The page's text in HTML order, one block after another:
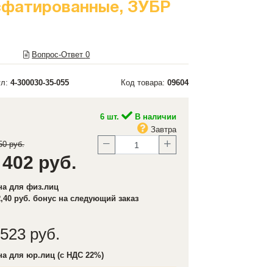
ЗУБР
Вопрос-Ответ0
4-300030-35-055 Код товара: 09604
6 шт.
В наличии
Завтра
руб.
руб.
для физ.лиц
руб. бонус на следующий заказ
руб.
для юр.лиц (с НДС 22%)